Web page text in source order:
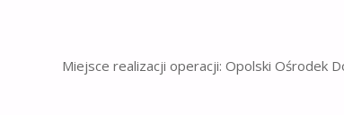
Miejsce realizacji operacji: Opolski Ośrodek